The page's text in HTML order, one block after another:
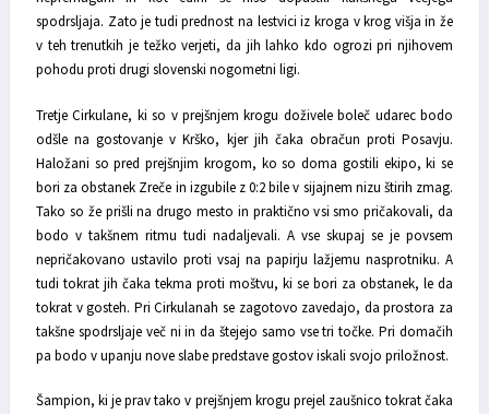
spodrsljaja. Zato je tudi prednost na lestvici iz kroga v krog višja in že
v teh trenutkih je težko verjeti, da jih lahko kdo ogrozi pri njihovem
pohodu proti drugi slovenski nogometni ligi.
Tretje Cirkulane, ki so v prejšnjem krogu doživele boleč udarec bodo
odšle na gostovanje v Krško, kjer jih čaka obračun proti Posavju.
Haložani so pred prejšnjim krogom, ko so doma gostili ekipo, ki se
bori za obstanek Zreče in izgubile z 0:2 bile v sijajnem nizu štirih zmag.
Tako so že prišli na drugo mesto in praktično vsi smo pričakovali, da
bodo v takšnem ritmu tudi nadaljevali. A vse skupaj se je povsem
nepričakovano ustavilo proti vsaj na papirju lažjemu nasprotniku. A
tudi tokrat jih čaka tekma proti moštvu, ki se bori za obstanek, le da
tokrat v gosteh. Pri Cirkulanah se zagotovo zavedajo, da prostora za
takšne spodrsljaje več ni in da štejejo samo vse tri točke. Pri domačih
pa bodo v upanju nove slabe predstave gostov iskali svojo priložnost.
Šampion, ki je prav tako v prejšnjem krogu prejel zaušnico tokrat čaka